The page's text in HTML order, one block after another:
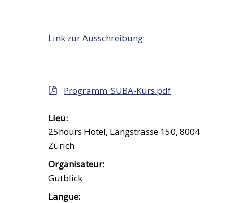
Link zur Ausschreibung
Programm_SUBA-Kurs.pdf
Lieu:
25hours Hotel, Langstrasse 150, 8004
Zürich
Organisateur:
Gutblick
Langue: